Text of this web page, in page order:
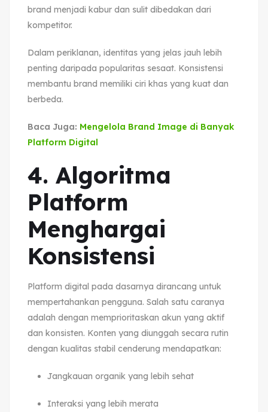
brand menjadi kabur dan sulit dibedakan dari
kompetitor.
Dalam periklanan, identitas yang jelas jauh lebih
penting daripada popularitas sesaat. Konsistensi
membantu brand memiliki ciri khas yang kuat dan
berbeda.
Baca Juga: Mengelola Brand Image di Banyak
Platform Digital
4. Algoritma
Platform
Menghargai
Konsistensi
Platform digital pada dasarnya dirancang untuk
mempertahankan pengguna. Salah satu caranya
adalah dengan memprioritaskan akun yang aktif
dan konsisten. Konten yang diunggah secara rutin
dengan kualitas stabil cenderung mendapatkan:
Jangkauan organik yang lebih sehat
Interaksi yang lebih merata